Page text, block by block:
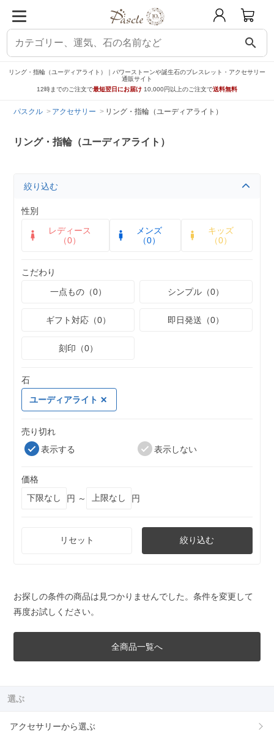
search
リング・指輪（ユーディアライト）｜パワーストーンや誕生石のブレスレット・アクセサリー
通販サイト
12時までのご注文で最短翌日にお届け 10,000円以上のご注文で送料無料
パスクル アクセサリー リング・指輪（ユーディアライト）
リング・指輪（ユーディアライト）
絞り込む
性別
レディース
（0）
メンズ
（0）
キッズ
（0）
こだわり
一点もの（0）
シンプル（0）
ギフト対応（0） 即日発送（0）
刻印（0）
石
ユーディアライト
売り切れ
表示する
表示しない
価格
円 ～
円
リセット 絞り込む
お探しの条件の商品は見つかりませんでした。条件を変更して
再度お試しください。
全商品一覧へ
選ぶ
アクセサリーから選ぶ